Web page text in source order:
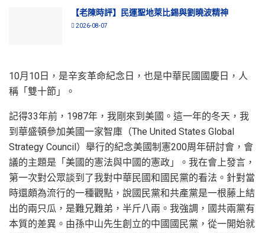
【老陳時評】民運聖地萊比錫與劉曉波精神
2026-08-07
10月10日，是辛亥革命紀念日，也是中華民國國慶日，人
稱「雙十節」。
記得33年前，1987年，我剛來到美國。這一年的冬天，我
到華盛頓參加美國一家智庫（The United States Global
Strategy Council）舉行的紀念美國制憲200周年研討會，會
議的主題是「美國的憲法與中國的憲政」。我在會上發言，
第一次對公眾談到了我對中華民國和國民黨的看法。針對當
時還頗為流行的一種觀點，說國民黨和共產黨是一根藤上結
出的兩只瓜，是難兄難弟，半斤八兩。我強調，國共兩黨有
本質的差異。由孫中山先生創立的中國國民黨，從一開始就